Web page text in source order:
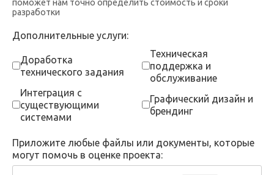
поможет нам точно определить стоимость и сроки
разработки
Дополнительные услуги:
Доработка
технического задания
Техническая
поддержка и
обслуживание
Интеграция с
существующими
системами
Графический дизайн и
брендинг
Приложите любые файлы или документы, которые
могут помочь в оценке проекта: